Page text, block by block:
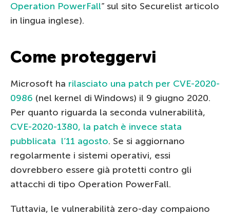
Operation PowerFall” sul sito Securelist articolo
in lingua inglese).
Come proteggervi
Microsoft ha rilasciato una patch per CVE-2020-
0986 (nel kernel di Windows) il 9 giugno 2020.
Per quanto riguarda la seconda vulnerabilità,
CVE-2020-1380, la patch è invece stata
pubblicata l’11 agosto. Se si aggiornano
regolarmente i sistemi operativi, essi
dovrebbero essere già protetti contro gli
attacchi di tipo Operation PowerFall.
Tuttavia, le vulnerabilità zero-day compaiono